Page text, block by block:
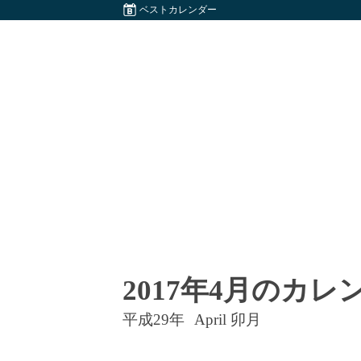
ベストカレンダー
2017年4月のカレ
平成29年 April 卯月